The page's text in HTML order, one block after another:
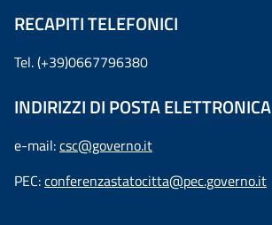
RECAPITI TELEFONICI
Tel. (+39)0667796380
INDIRIZZI DI POSTA ELETTRONICA
e-mail:csc@governo.it
PEC:conferenzastatocitta@pec.governo.it